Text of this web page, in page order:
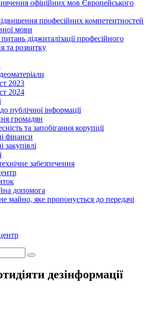
офіційних мов Європейського
професійних компетентностей
мови
діджиталізації професійного
та розвитку
2023
2024
публічної інформації
громадян
та запобігання корупції
фінанси
закупівлі
забезпечення
допомога
майно, яке пропонується до передачі
дезінформації